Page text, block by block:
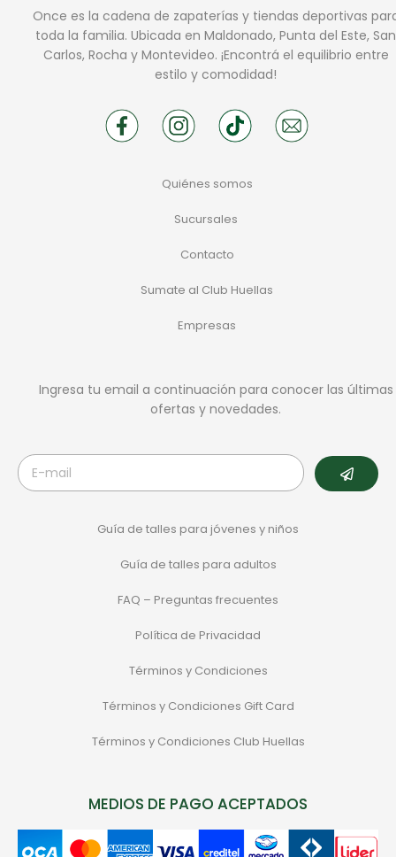
Once es la cadena de zapaterías y tiendas deportivas
toda la familia. Ubicada en Maldonado, Punta del Este, San
Carlos, Rocha y Montevideo. ¡Encontrá el equilibrio entre
estilo y comodidad!
Quiénes somos
Sucursales
Contacto
Sumate al Club Huellas
Empresas
Ingresa tu email a continuación para conocer las últimas
ofertas y novedades.
Guía de talles para jóvenes y niños
Guía de talles para adultos
FAQ – Preguntas frecuentes
Política de Privacidad
Términos y Condiciones
Términos y Condiciones Gift Card
Términos y Condiciones Club Huellas
MEDIOS DE PAGO ACEPTADOS